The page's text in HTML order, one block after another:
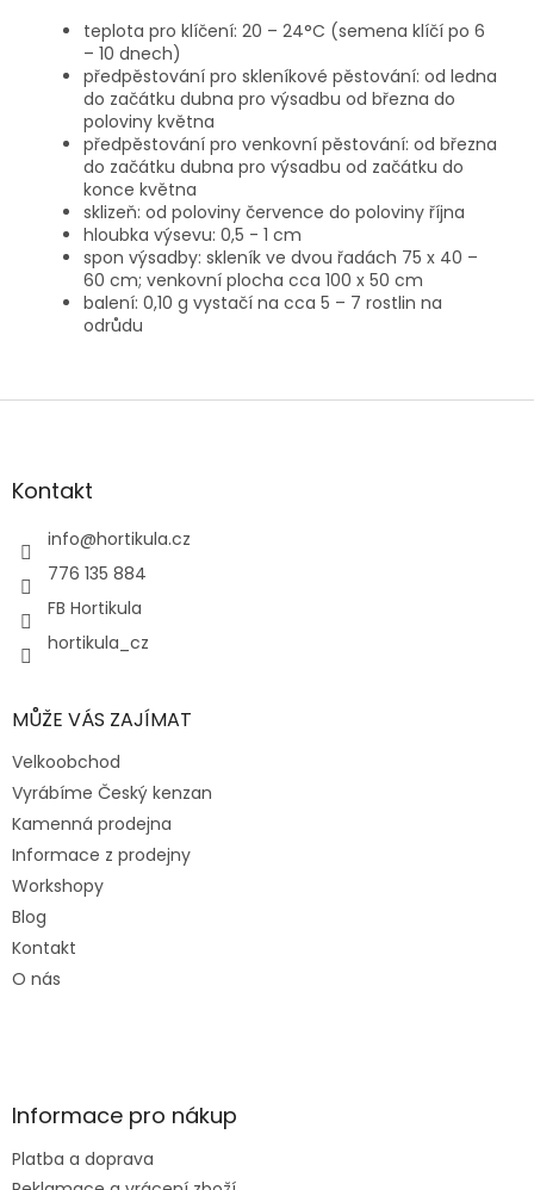
teplota pro klíčení: 20 – 24°C (semena klíčí po 6
– 10 dnech)
předpěstování pro skleníkové pěstování: od ledna
do začátku dubna pro výsadbu od března do
poloviny května
předpěstování pro venkovní pěstování: od března
do začátku dubna pro výsadbu od začátku do
konce května
sklizeň: od poloviny července do poloviny října
hloubka výsevu: 0,5 - 1 cm
spon výsadby: skleník ve dvou řadách 75 x 40 –
60 cm; venkovní plocha cca 100 x 50 cm
balení: 0,10 g vystačí na cca 5 – 7 rostlin na
odrůdu
Z
aKontakt
info@hortikula.cz
776 135 884
FB Hortikula
hortikula_cz
MŮŽE VÁS ZAJÍMAT
Velkoobchod
Vyrábíme Český kenzan
Kamenná prodejna
Informace z prodejny
Workshopy
Blog
Kontakt
O nás
Informace pro nákup
Platba a doprava